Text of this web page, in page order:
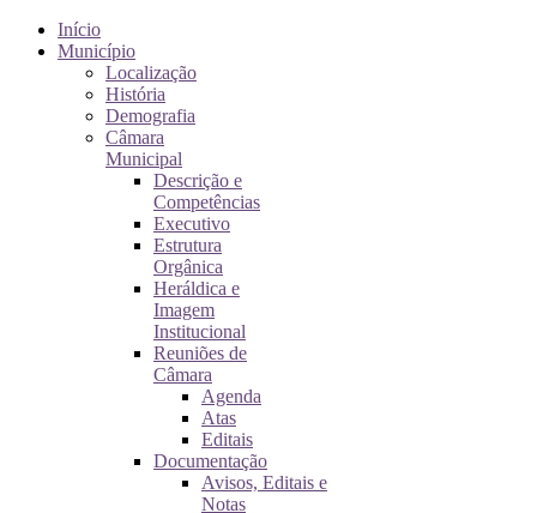
Início
Município
Localização
História
Demografia
Câmara
Municipal
Descrição e
Competências
Executivo
Estrutura
Orgânica
Heráldica e
Imagem
Institucional
Reuniões de
Câmara
Agenda
Atas
Editais
Documentação
Avisos, Editais e
Notas